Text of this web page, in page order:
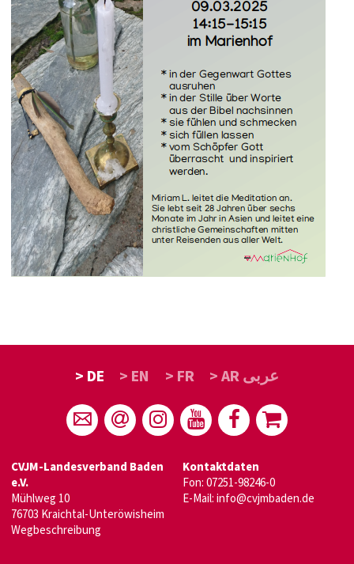
> DE > EN > FR > AR عربى
CVJM-Landesverband Baden
e.V.
Mühlweg 10
76703 Kraichtal-Unteröwisheim
Wegbeschreibung
Kontaktdaten
Fon: 07251-98246-0
E-Mail:info@cvjmbaden.de